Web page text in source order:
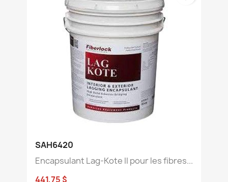
SAH6420
Encapsulant Lag-Kote II pour les fibres...
441,75 $